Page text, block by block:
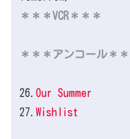
＊＊＊VCR＊＊＊
＊＊＊アンコール＊＊
26. Our Summer
27. Wishlist